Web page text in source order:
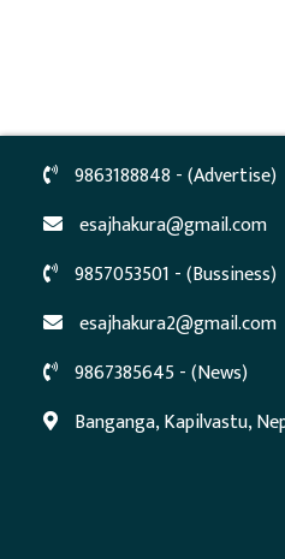
9863188848 - (Advertise)
esajhakura@gmail.com
9857053501 - (Bussiness)
esajhakura2@gmail.com
9867385645 - (News)
Banganga, Kapilvastu,